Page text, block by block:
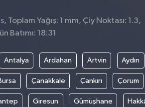
Toplam Yağış: 1 mm, Çiy Noktası: 1.3,
Batımı: 18:31
Antalya Ardahan Artvin Aydın
Çanakkale Çankırı Çorum
Giresun Gümüşhane